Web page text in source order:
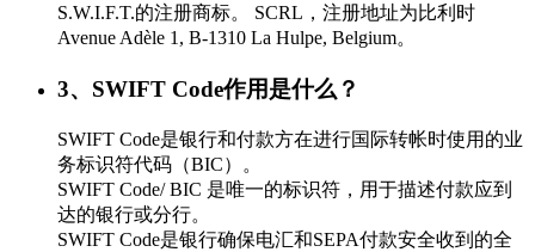
S.W.I.F.T.的注册商标。 SCRL，注册地址为比利时
Avenue Adèle 1, B-1310 La Hulpe, Belgium。
3、SWIFT Code作用是什么？
SWIFT Code是银行和付款方在进行国际转帐时使用的业
务标识符代码（BIC）。
SWIFT Code/ BIC 是唯一的标识符，用于描述付款应到
达的银行或分行。
SWIFT Code是银行确保电汇和SEPA付款安全收到的全